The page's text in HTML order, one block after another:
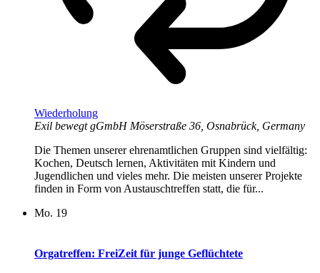
Wiederholung
Exil bewegt gGmbH Möserstraße 36, Osnabrück, Germany
Die Themen unserer ehrenamtlichen Gruppen sind vielfältig:
Kochen, Deutsch lernen, Aktivitäten mit Kindern und
Jugendlichen und vieles mehr. Die meisten unserer Projekte
finden in Form von Austauschtreffen statt, die für...
Mo. 19
Orgatreffen: FreiZeit für junge Geflüchtete